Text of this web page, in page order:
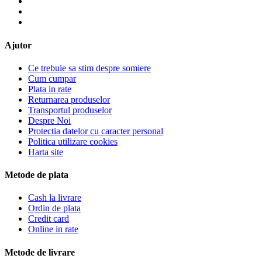
Ajutor
Ce trebuie sa stim despre somiere
Cum cumpar
Plata in rate
Returnarea produselor
Transportul produselor
Despre Noi
Protectia datelor cu caracter personal
Politica utilizare cookies
Harta site
Metode de plata
Cash la livrare
Ordin de plata
Credit card
Online in rate
Metode de livrare